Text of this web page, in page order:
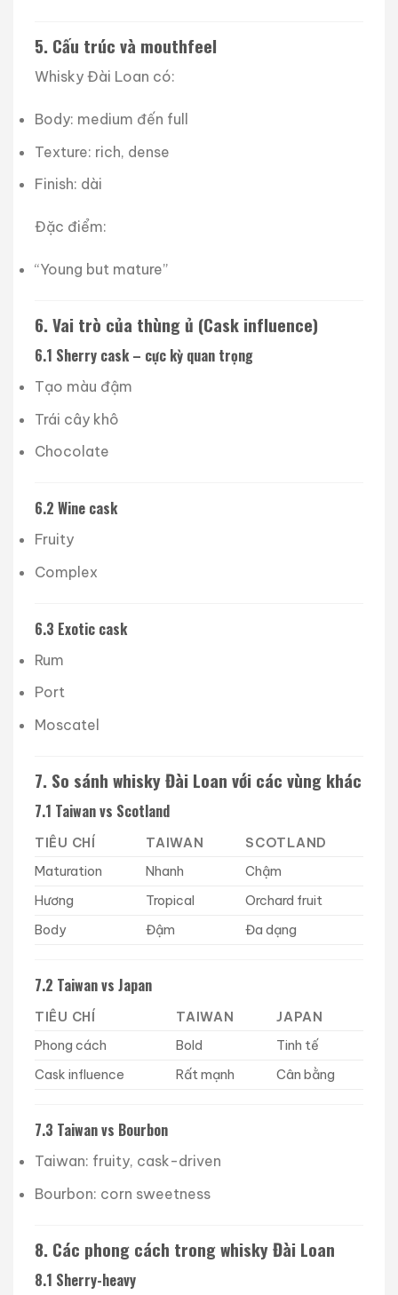
5. Cấu trúc và mouthfeel
Whisky Đài Loan có:
Body: medium đến full
Texture: rich, dense
Finish: dài
Đặc điểm:
“Young but mature”
6. Vai trò của thùng ủ (Cask influence)
6.1 Sherry cask – cực kỳ quan trọng
Tạo màu đậm
Trái cây khô
Chocolate
6.2 Wine cask
Fruity
Complex
6.3 Exotic cask
Rum
Port
Moscatel
7. So sánh whisky Đài Loan với các vùng khác
7.1 Taiwan vs Scotland
TIÊU CHÍ TAIWAN
SCOTLAND
Maturation
Nhanh
Chậm
Hương
Tropical
Orchard fruit
Body
Đậm Đa dạng
7.2 Taiwan vs Japan
TIÊU CHÍ TAIWAN
JAPAN
Phong cách
Bold
Tinh tế
Cask influence
Rất mạnh Cân bằng
7.3 Taiwan vs Bourbon
Taiwan: fruity, cask-driven
Bourbon: corn sweetness
8. Các phong cách trong whisky Đài Loan
8.1 Sherry-heavy